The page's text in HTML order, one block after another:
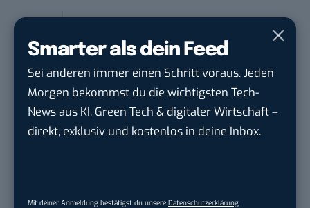
Smarter als dein Feed
Sei anderen immer einen Schritt voraus. Jeden
Morgen bekommst du die wichtigsten Tech-
News aus KI, Green Tech & digitaler Wirtschaft –
direkt, exklusiv und kostenlos in deine Inbox.
Mit deiner Anmeldung bestätigst du unsere Datenschutzerklärung
Motor Presse Verlagsgesellschaft mbH
Stuttgart